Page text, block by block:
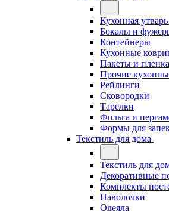
Кухонная утварь
Бокалы и
Контейнеры
Кухонные
Пакеты и
Прочие
Рейлинги
Сковородки
Тарелки
Фольга и
Формы для
Текстиль для дома
Текстиль для
Декоративные
Комплекты
Наволочки
Одеяла